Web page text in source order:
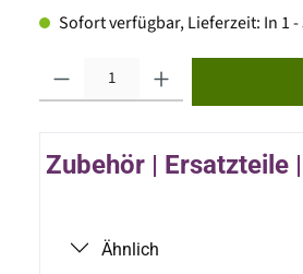
Sofort verfügbar, Lieferzeit: In 1
Zubehör | Ersatzteile
Ähnlich